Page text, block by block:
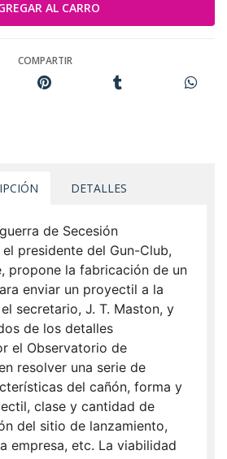
COMPARTIR
DETALLES
de Secesión
presidente del Gun-Club,
propone la fabricación de un
enviar un proyectil a la
secretario, J. T. Maston, y
de los detalles
el Observatorio de
resolver una serie de
del cañón, forma y
clase y cantidad de
del sitio de lanzamiento,
empresa, etc. La viabilidad